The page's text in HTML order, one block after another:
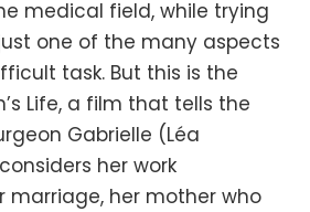
medical field, while trying
one of the many aspects
task. But this is the
Life, a film that tells the
Gabrielle (Léa
her work
marriage, her mother who